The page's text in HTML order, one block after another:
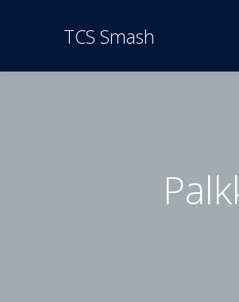
TCS Smash